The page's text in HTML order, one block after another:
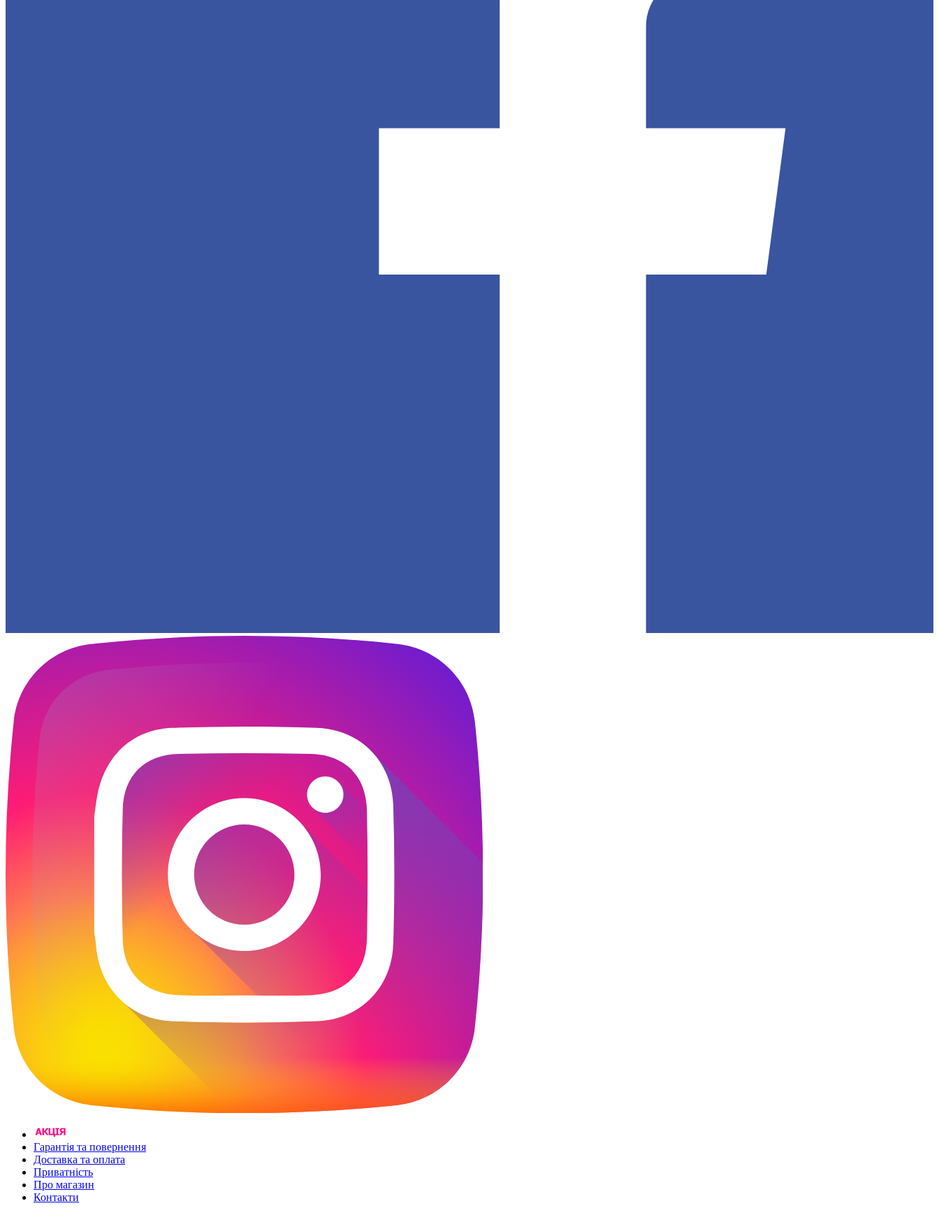
Гарантія та повернення
Доставка та оплата
Приватність
Про магазин
Контакти